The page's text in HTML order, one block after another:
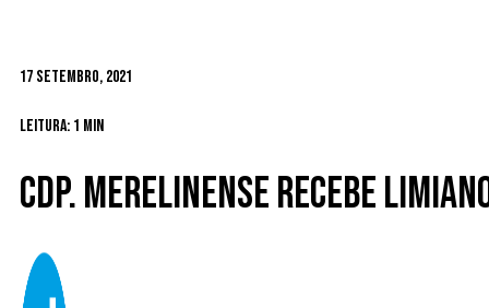
17 Setembro, 2021
Leitura: 1 min
CdP. Merelinense recebe